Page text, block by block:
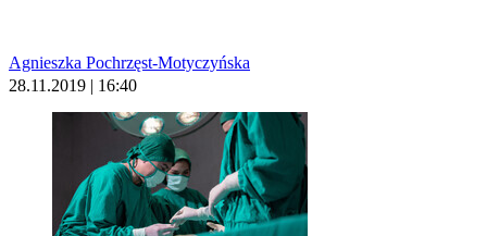
Agnieszka Pochrzęst-Motyczyńska
28.11.2019 | 16:40